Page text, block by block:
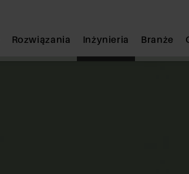
Rozwiązania Inżynieria Branże